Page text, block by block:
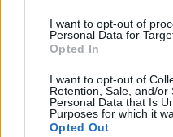
I want to opt-out of
Personal Data for
Opted In
I want to opt-out of
Retention, Sale, and/or
Personal Data that Is
Purposes for which it
Opted Out
La Baricaude
Col d'Aulac
Col de Bavella